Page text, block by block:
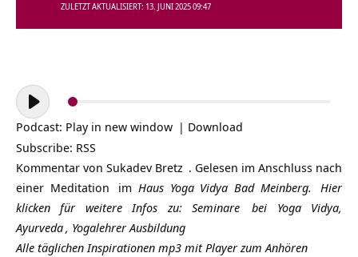
ZULETZT AKTUALISIERT: 13. JUNI 2025 09:47
Audio-
Player
Podcast: Play in new window | Download
Subscribe: RSS
Kommentar von Sukadev Bretz . Gelesen im Anschluss nach
einer Meditation im Haus Yoga Vidya Bad Meinberg.
Hier
klicken für weitere Infos zu: Seminare
bei Yoga Vidya,
Ayurveda, Yogalehrer Ausbildung
Alle täglichen Inspirationen mp3 mit Player zum Anhören